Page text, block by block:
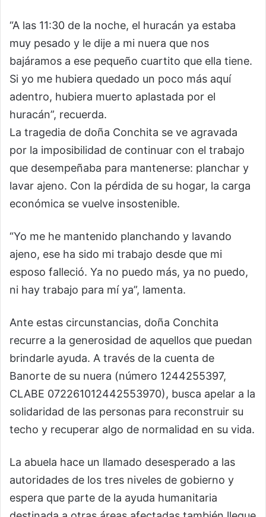
“A las 11:30 de la noche, el huracán ya estaba
muy pesado y le dije a mi nuera que nos
bajáramos a ese pequeño cuartito que ella tiene.
Si yo me hubiera quedado un poco más aquí
adentro, hubiera muerto aplastada por el
huracán”, recuerda.
La tragedia de doña Conchita se ve agravada
por la imposibilidad de continuar con el trabajo
que desempeñaba para mantenerse: planchar y
lavar ajeno. Con la pérdida de su hogar, la carga
económica se vuelve insostenible.
“Yo me he mantenido planchando y lavando
ajeno, ese ha sido mi trabajo desde que mi
esposo falleció. Ya no puedo más, ya no puedo,
ni hay trabajo para mí ya”, lamenta.
Ante estas circunstancias, doña Conchita
recurre a la generosidad de aquellos que puedan
brindarle ayuda. A través de la cuenta de
Banorte de su nuera (número 1244255397,
CLABE 072261012442553970), busca apelar a la
solidaridad de las personas para reconstruir su
techo y recuperar algo de normalidad en su vida.
La abuela hace un llamado desesperado a las
autoridades de los tres niveles de gobierno y
espera que parte de la ayuda humanitaria